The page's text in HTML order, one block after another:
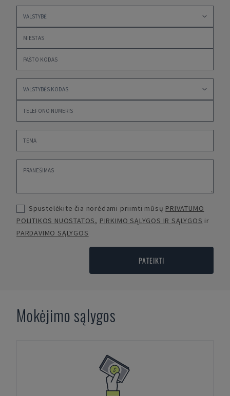
Spustelėkite čia norėdami priimti mūsų PRIVATUMO
POLITIKOS NUOSTATOS, PIRKIMO SĄLYGOS IR SĄLYGOS ir
PARDAVIMO SĄLYGOS
PATEIKTI
Mokėjimo sąlygos